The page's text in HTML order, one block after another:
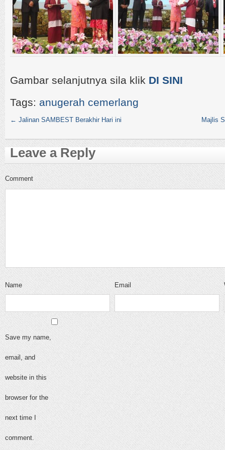
Gambar selanjutnya sila klik DI SINI
Tags: anugerah cemerlang
← Jalinan SAMBEST Berakhir Hari ini Majlis
Leave a Reply
Comment
Name Email
Save my name,
email, and
website in this
browser for the
next time I
comment.